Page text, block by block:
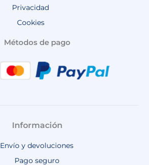
Privacidad
Cookies
Métodos de pago
Información
Envío y devoluciones
Pago seguro